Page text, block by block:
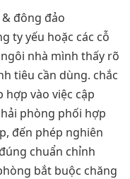
đông đảo
ty yếu hoặc các cỗ
nhà mình thấy rõ
tiêu cần dùng. chắc
hợp vào việc cập
phòng phối hợp
đến phép nghiên
chuẩn chỉnh
bắt buộc chăng